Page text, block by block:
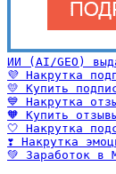
ИИ (AI/GEO)
💜 Накрутка
💛 Купить
💙 Накрутка
🧡 Купить
🤍 Накрутка
❣️ Накрутка
💚 Заработок в